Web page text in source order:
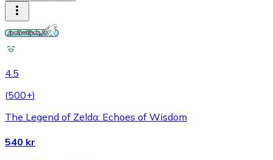
4.5
(500+)
The Legend of Zelda: Echoes of Wisdom
540 kr